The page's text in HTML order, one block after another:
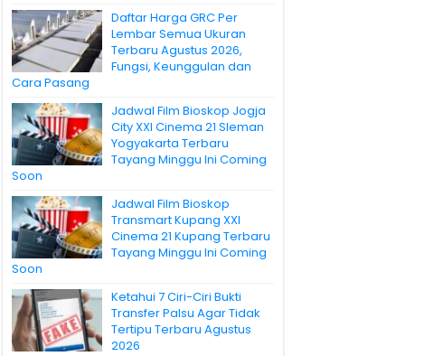
Daftar Harga GRC Per
Lembar Semua Ukuran
Terbaru Agustus 2026,
Fungsi, Keunggulan dan
Cara Pasang
Jadwal Film Bioskop Jogja
City XXI Cinema 21 Sleman
Yogyakarta Terbaru
Tayang Minggu Ini Coming
Soon
Jadwal Film Bioskop
Transmart Kupang XXI
Cinema 21 Kupang Terbaru
Tayang Minggu Ini Coming
Soon
Ketahui 7 Ciri-Ciri Bukti
Transfer Palsu Agar Tidak
Tertipu Terbaru Agustus
2026